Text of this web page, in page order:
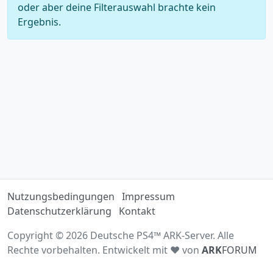
oder aber deine Filterauswahl brachte kein
Ergebnis.
Nutzungsbedingungen Impressum
Datenschutzerklärung
Kontakt
Copyright © 2026 Deutsche PS4™ ARK-Server. Alle
Rechte vorbehalten. Entwickelt mit ♥ von ARKFORUM